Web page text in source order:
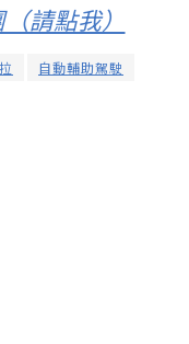
請點我）
自動輔助駕駛